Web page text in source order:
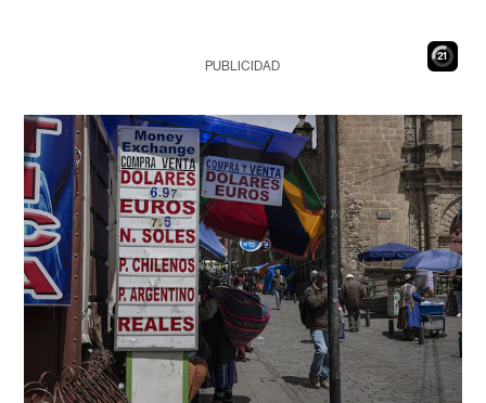
20
PUBLICIDAD